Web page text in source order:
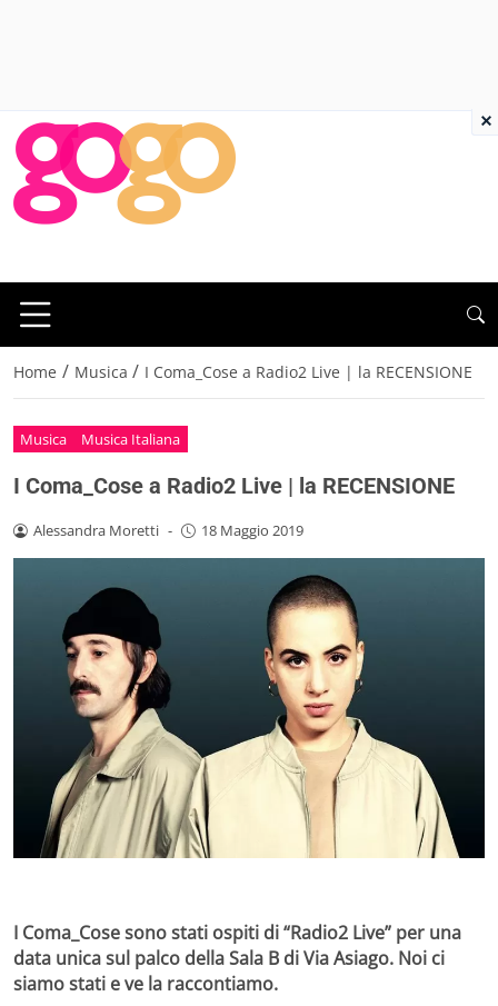
Home / Musica / I Coma_Cose a Radio2 Live | la RECENSIONE
Musica Musica Italiana
I Coma_Cose a Radio2 Live | la RECENSIONE
Alessandra Moretti - 18 Maggio 2019
I Coma_Cose sono stati ospiti di “Radio2 Live” per una
data unica sul palco della Sala B di Via Asiago. Noi ci
siamo stati e ve la raccontiamo.
×